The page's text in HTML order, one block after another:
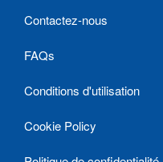
Contactez-nous
FAQs
Conditions d'utilisation
Cookie Policy